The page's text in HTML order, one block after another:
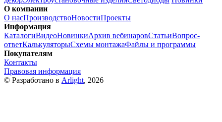
О компании
О насПроизводствоНовостиПроекты
Информация
КаталогиВидеоНовинкиАрхив вебинаровСтатьиВопрос-
ответКалькуляторыСхемы монтажаФайлы и программы
Покупателям
Контакты
Правовая информация
© Разработано в Arlight, 2026